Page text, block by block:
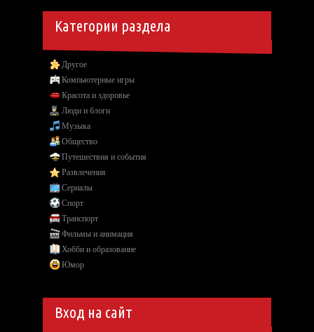
Категории раздела
Другое
Компьютерные игры
Красота и здоровье
Люди и блоги
Музыка
Общество
Путешествия и события
Развлечения
Сериалы
Спорт
Транспорт
Фильмы и анимация
Хобби и образование
Юмор
Вход на сайт